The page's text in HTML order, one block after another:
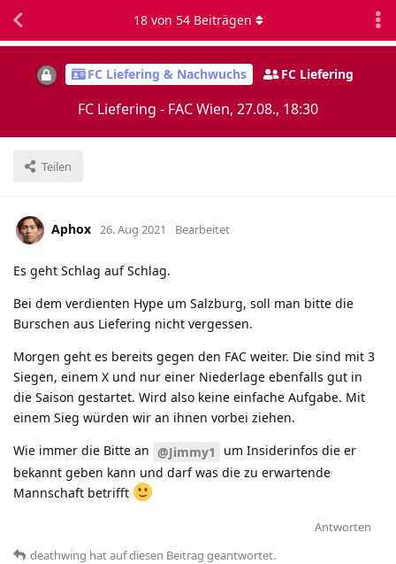
FC Liefering & Nachwuchs FC Liefering
FC Liefering - FAC Wien, 27.08., 18:30
Teilen
18von 54Beiträgen
Aphox 26. Aug 2021 Bearbeitet
Es geht Schlag auf Schlag.
Bei dem verdienten Hype um Salzburg, soll man bitte die
Burschen aus Liefering nicht vergessen.
Morgen geht es bereits gegen den FAC weiter. Die sind mit 3
Siegen, einem X und nur einer Niederlage ebenfalls gut in
die Saison gestartet. Wird also keine einfache Aufgabe. Mit
einem Sieg würden wir an ihnen vorbei ziehen.
Wie immer die Bitte an @Jimmy1
um Insiderinfos die er
bekannt geben kann und darf was die zu erwartende
Mannschaft betrifft
Antworten
deathwing hatauf diesen Beitrag geantwortet.